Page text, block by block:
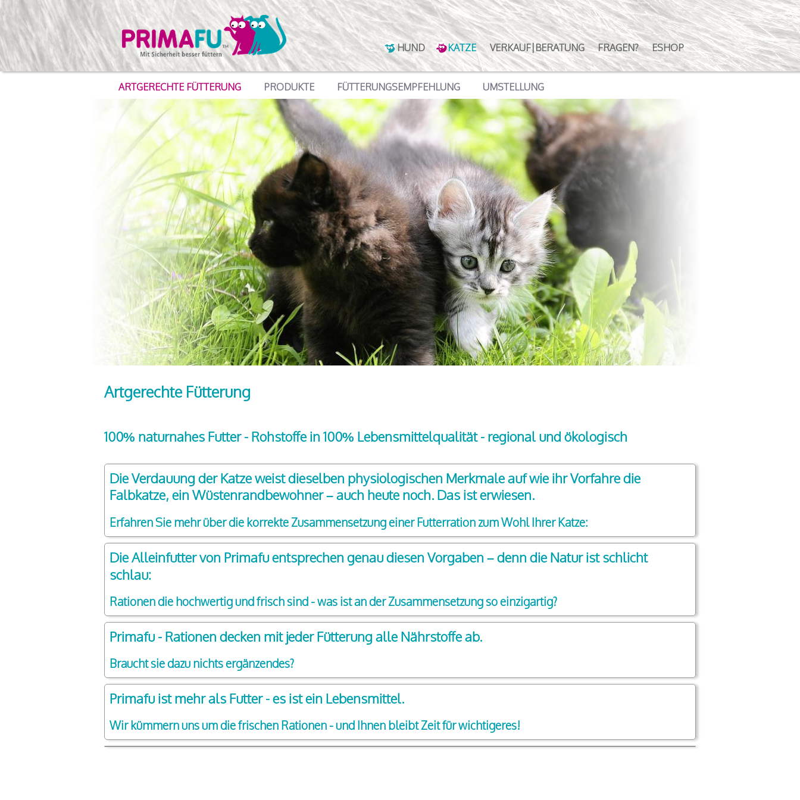
HUND KATZE VERKAUF|BERATUNG FRAGEN? ESHOP
ARTGERECHTE FÜTTERUNG PRODUKTE FÜTTERUNGSEMPFEHLUNG UMSTELLUNG
Artgerechte Fütterung
100% naturnahes Futter - Rohstoffe in 100% Lebensmittelqualität - regional und ökologisch
Die Verdauung der Katze weist dieselben physiologischen Merkmale auf wie ihr Vorfahre die
Falbkatze, ein Wüstenrandbewohner – auch heute noch. Das ist erwiesen.
Erfahren Sie mehr über die korrekte Zusammensetzung einer Futterration zum Wohl Ihrer Katze:
Die Alleinfutter von Primafu entsprechen genau diesen Vorgaben – denn die Natur ist schlicht
schlau:
Rationen die hochwertig und frisch sind - was ist an der Zusammensetzung so einzigartig?
Primafu - Rationen decken mit jeder Fütterung alle Nährstoffe ab.
Braucht sie dazu nichts ergänzendes?
Primafu ist mehr als Futter - es ist ein Lebensmittel.
Wir kümmern uns um die frischen Rationen - und Ihnen bleibt Zeit für wichtigeres!